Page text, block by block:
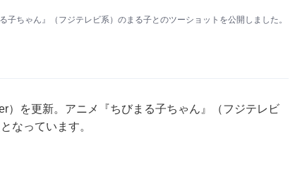
ちゃん』（フジテレビ系）のまる子とのツーショットを公開しました。
）を更新。アニメ『ちびまる子ちゃん』（フジテレビ
なっています。